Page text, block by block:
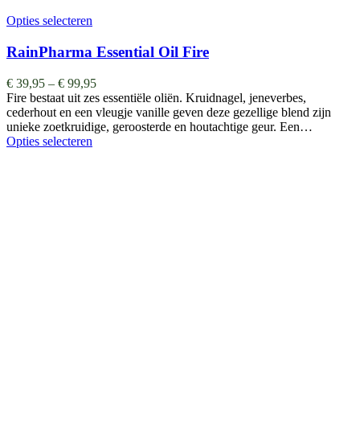
Opties selecteren
RainPharma Essential Oil Fire
€ 39,95 – € 99,95
Fire bestaat uit zes essentiële oliën. Kruidnagel, jeneverbes,
cederhout en een vleugje vanille geven deze gezellige blend zijn
unieke zoetkruidige, geroosterde en houtachtige geur. Een…
Opties selecteren